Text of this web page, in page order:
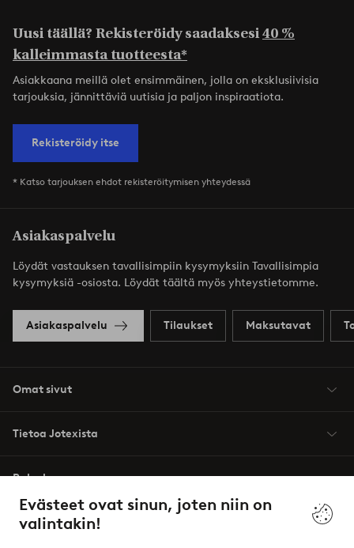
Evästeet ovat sinun, joten niin on
valintakin!
Uusi täällä? Rekisteröidy saadaksesi40 %
kalleimmasta tuotteesta*
Asiakkaana meillä olet ensimmäinen, jolla on eksklusiivisia
tarjouksia, jännittäviä uutisia ja paljon inspiraatiota.
Rekisteröidy itse
* Katso tarjouksen ehdot rekisteröitymisen yhteydessä
Asiakaspalvelu
Löydät vastauksen tavallisimpiin kysymyksiin Tavallisimpia
kysymyksiä -osiosta. Löydät täältä myös yhteystietomme.
Asiakaspalvelu Tilaukset Maksutavat
Omat sivut
Tietoa Jotexista
Palvelumme
Ehdot